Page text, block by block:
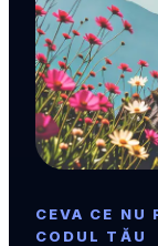
CEVA CE NU
CODUL TĂU